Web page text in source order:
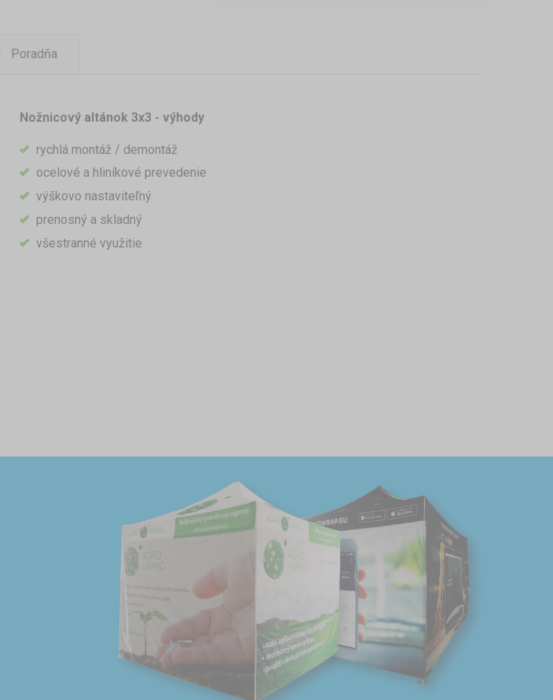
Poradňa
Nožnicový altánok 3x3 - výhody
rychlá montáž / demontáž
ocelové a hliníkové prevedenie
výškovo nastaviteľný
prenosný a skladný
všestranné využitie